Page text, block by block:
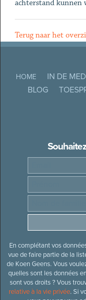
achterstand kunnen
Terug naar het
HOME IN DE
BLOG
En complétant vos
vue de faire partie de la
de Koen Geens. Vous
quelles sont les données
sont vos droits ? Vous
relative à la vie privée. Si